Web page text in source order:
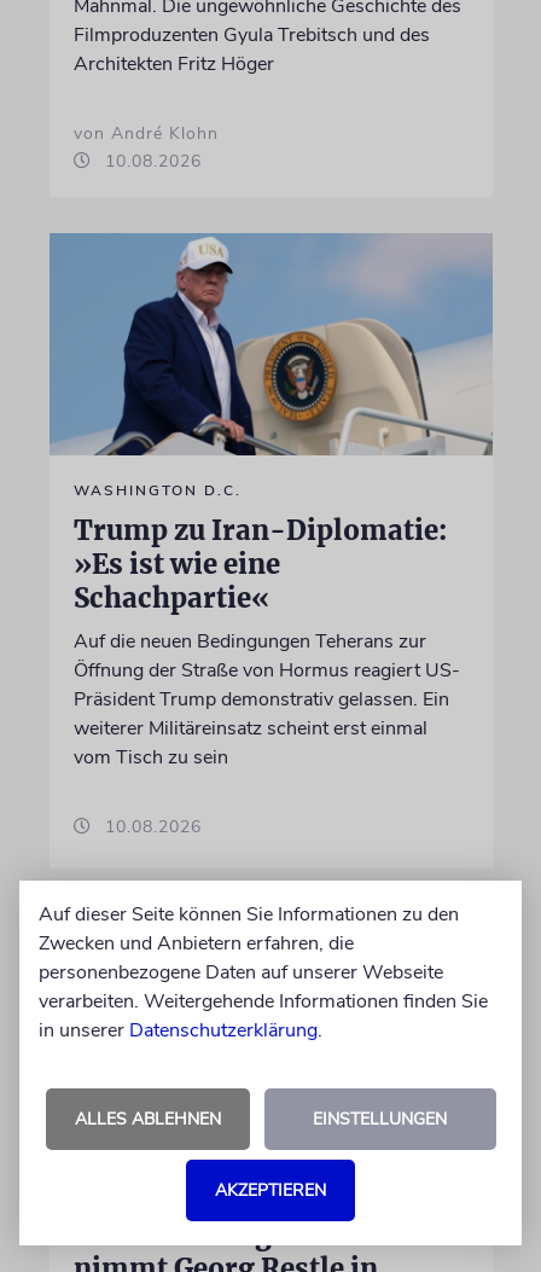
Mahnmal. Die ungewöhnliche Geschichte des
Filmproduzenten Gyula Trebitsch und des
Architekten Fritz Höger
von André Klohn
10.08.2026
WASHINGTON D.C.
Trump zu Iran-Diplomatie:
»Es ist wie eine
Schachpartie«
Auf die neuen Bedingungen Teherans zur
Öffnung der Straße von Hormus reagiert US-
Präsident Trump demonstrativ gelassen. Ein
weiterer Militäreinsatz scheint erst einmal
vom Tisch zu sein
10.08.2026
Nach Anti-Israel-
Auf dieser Seite können Sie Informationen zu den
Zwecken und Anbietern erfahren, die
personenbezogene Daten auf unserer Webseite
verarbeiten. Weitergehende Informationen finden Sie
in unserer Datenschutzerklärung.
ALLES ABLEHNEN EINSTELLUNGEN
AKZEPTIEREN